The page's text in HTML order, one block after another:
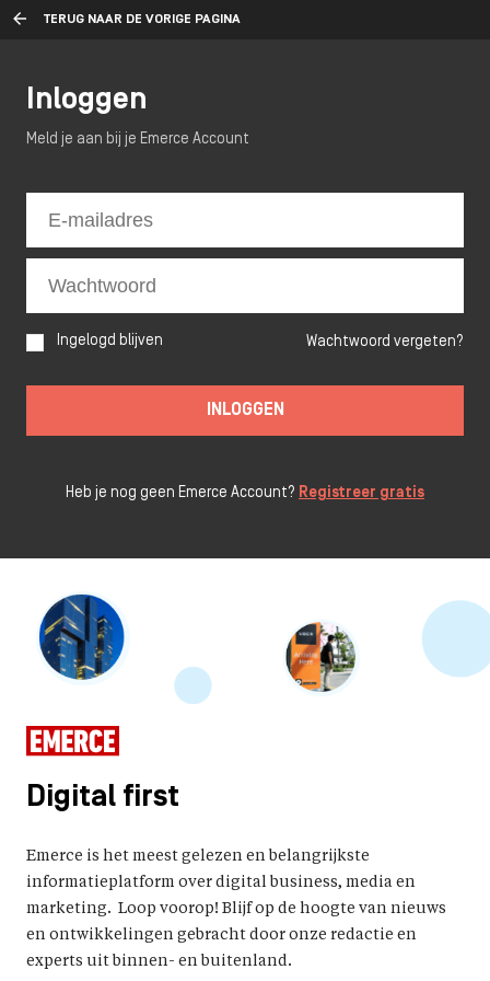
TERUG NAAR DE VORIGE PAGINA
Digital first
Emerce is het meest gelezen en belangrijkste
informatieplatform over digital business, media en
marketing. Loop voorop! Blijf op de hoogte van nieuws
en ontwikkelingen gebracht door onze redactie en
experts uit binnen- en buitenland.
Inloggen
Meld je aan bij je Emerce Account
Ingelogd blijven Wachtwoord vergeten?
INLOGGEN
Heb je nog geen Emerce Account? Registreer gratis